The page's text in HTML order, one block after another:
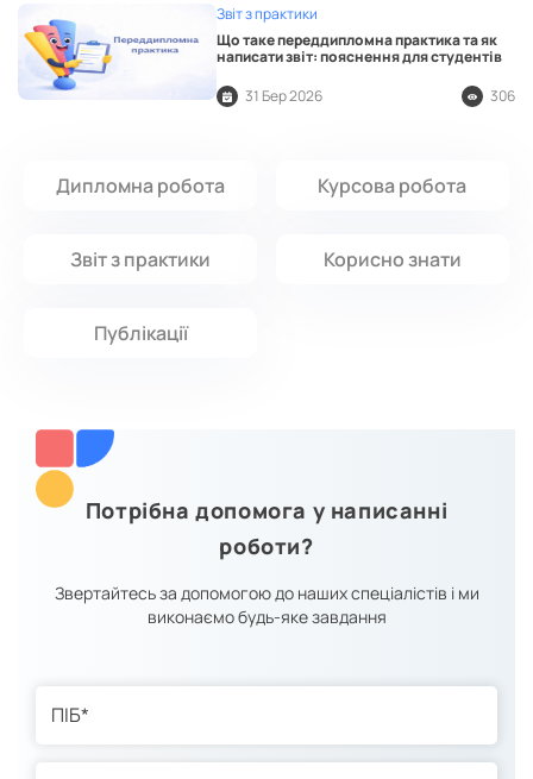
Звіт з практики
Що таке переддипломна практика та як
написати звіт: пояснення для студентів
31 Бер 2026
306
Дипломна робота Курсова робота
Звіт з практики Корисно знати
Публікації
Потрібна допомога у написанні
роботи?
Звертайтесь за допомогою до наших спеціалістів і ми
виконаємо будь-яке завдання